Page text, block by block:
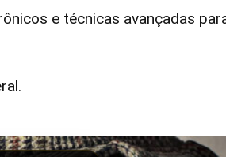
e técnicas avançadas